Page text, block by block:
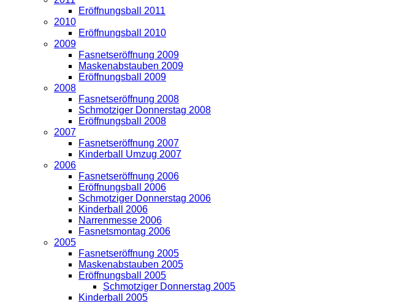
Eröffnungsball 2011
2010
Eröffnungsball 2010
2009
Fasnetseröffnung 2009
Maskenabstauben 2009
Eröffnungsball 2009
2008
Fasnetseröffnung 2008
Schmotziger Donnerstag 2008
Eröffnungsball 2008
2007
Fasnetseröffnung 2007
Kinderball Umzug 2007
2006
Fasnetseröffnung 2006
Eröffnungsball 2006
Schmotziger Donnerstag 2006
Kinderball 2006
Narrenmesse 2006
Fasnetsmontag 2006
2005
Fasnetseröffnung 2005
Maskenabstauben 2005
Eröffnungsball 2005
Schmotziger Donnerstag 2005
Kinderball 2005